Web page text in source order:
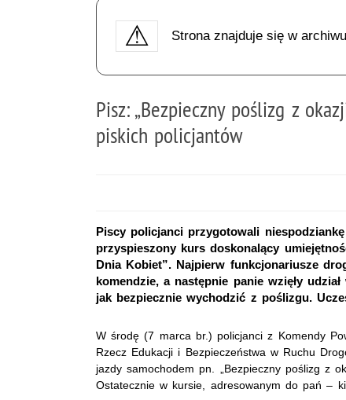
Strona znajduje się w
Pisz: „Bezpieczny poślizg z
piskich policjantów
Piscy policjanci przygotowali
przyspieszony kurs doskonalący
Dnia Kobiet”. Najpierw funkcjonariusze
komendzie, a następnie panie wzięły
jak bezpiecznie wychodzić z poślizgu.
W środę (7 marca br.) policjanci z Komendy
Rzecz Edukacji i Bezpieczeństwa w Ruchu
jazdy samochodem pn. „Bezpieczny poślizg z
Ostatecznie w kursie, adresowanym do pań –